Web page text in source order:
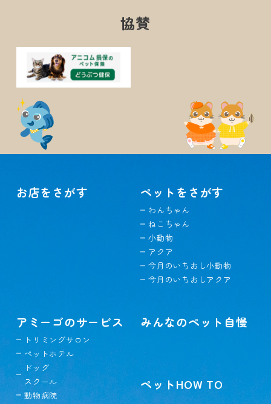
協賛
お店をさがす ペットをさがす
わんちゃん
ねこちゃん
小動物
アクア
今月のいちおし小動物
今月のいちおしアクア
アミーゴのサービス
トリミングサロン
ペットホテル
ドッグ
スクール
動物病院
みんなのペット自慢
ペットHOW TO